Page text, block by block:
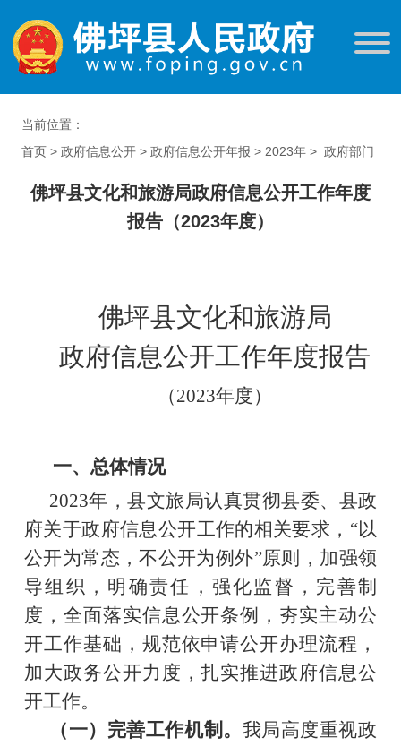
当前位置：
首页 > 政府信息公开 > 政府信息公开年报 > 2023年 > 政府部门
佛坪县文化和旅游局政府信息公开工作年度
报告（2023年度）
佛坪县文化和旅游局
政府信息公开工作年度报告
（2023年度）
一、总体情况
2023年，县文旅 局认真贯彻县委、 县政
府关于政府信息公开工作的相关要求， “以
公开为常态，不公开为例外”原则， 加强领
导组织，明确责任，强化监督，完善制
度， 全面落实信息公开条例，夯实主动公
开工作基础，规范依申请公开办理流程，
加大政务公开力度，扎实推进政府信息公
开工作。
（一）完善工作机制。 我局高度重视政